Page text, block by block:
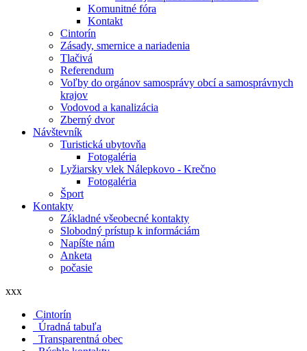
Komunitné fóra
Kontakt
Cintorín
Zásady, smernice a nariadenia
Tlačivá
Referendum
Voľby do orgánov samosprávy obcí a samosprávnych
krajov
Vodovod a kanalizácia
Zberný dvor
Návštevník
Turistická ubytovňa
Fotogaléria
Lyžiarsky vlek Nálepkovo - Krečno
Fotogaléria
Šport
Kontakty
Základné všeobecné kontakty
Slobodný prístup k informáciám
Napíšte nám
Anketa
počasie
xxx
Cintorín
Úradná tabuľa
Transparentná obec